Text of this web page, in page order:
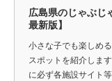
広島県のじゃぶじ
最新版】
小さな子でも楽しめ
スポットを紹介しま
に必ず各施設サイト